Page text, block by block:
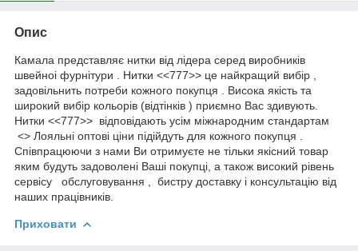
Опис
Камала представляє нитки від лідера серед виробників
швейноі фурнітури . Нитки <<777>> це найкращий вибір ,
задовільнить потреби кожного покупця . Висока якість та
широкий вибір кольорів (відтінків ) приємно Вас здивують.
Нитки <<777>> відповідають усім міжнародним стандартам
<> Лояльні оптові ціни підійдуть для кожного покупця .
Співпрацюючи з нами Ви отримуєте не тільки якісний товар
яким будуть задоволені Ваші покупці, а також високий рівень
сервісу обслуговування , бистру доставку і консультацію від
наших працівників.
Приховати